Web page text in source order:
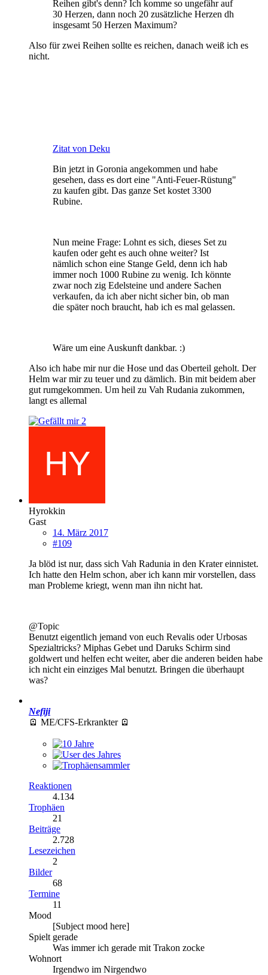
Reihen gibt's denn? Ich komme so ungefähr auf
30 Herzen, dann noch 20 zusätzliche Herzen dh
insgesamt 50 Herzen Maximum?
Also für zwei Reihen sollte es reichen, danach weiß ich es
nicht.
Zitat von Deku
Bin jetzt in Goronia angekommen und habe
gesehen, dass es dort eine "Anti-Feuer-Rüstung"
zu kaufen gibt. Das ganze Set kostet 3300
Rubine.
Nun meine Frage: Lohnt es sich, dieses Set zu
kaufen oder geht es auch ohne weiter? Ist
nämlich schon eine Stange Geld, denn ich hab
immer noch 1000 Rubine zu wenig. Ich könnte
zwar noch zig Edelsteine und andere Sachen
verkaufen, da ich aber nicht sicher bin, ob man
die später noch braucht, hab ich es mal gelassen.
Wäre um eine Auskunft dankbar. :)
Also ich habe mir nur die Hose und das Oberteil geholt. Der
Helm war mir zu teuer und zu dämlich. Bin mit beidem aber
gut rumgekommen. Um heil zu Vah Rudania zukommen,
langt es allemal
2
Hyrokkin
Gast
14. März 2017
#109
Ja blöd ist nur, dass sich Vah Radunia in den Krater einnistet.
Ich hatte den Helm schon, aber ich kann mir vorstellen, dass
man Probleme kriegt, wenn man ihn nicht hat.
@Topic
Benutzt eigentlich jemand von euch Revalis oder Urbosas
Spezialtricks? Miphas Gebet und Daruks Schirm sind
goldwert und helfen echt weiter, aber die anderen beiden habe
ich nicht ein einziges Mal benutzt. Bringen die überhaupt
was?
Nefiji
🪫 ME/CFS-Erkrankter 🪫
Reaktionen
4.134
Trophäen
21
Beiträge
2.728
Lesezeichen
2
Bilder
68
Termine
11
Mood
[Subject mood here]
Spielt gerade
Was immer ich gerade mit Trakon zocke
Wohnort
Irgendwo im Nirgendwo